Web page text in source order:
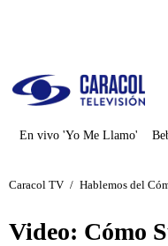
En vivo 'Yo Me Llamo'
Caracol TV / Hablemos del
Video: Cómo